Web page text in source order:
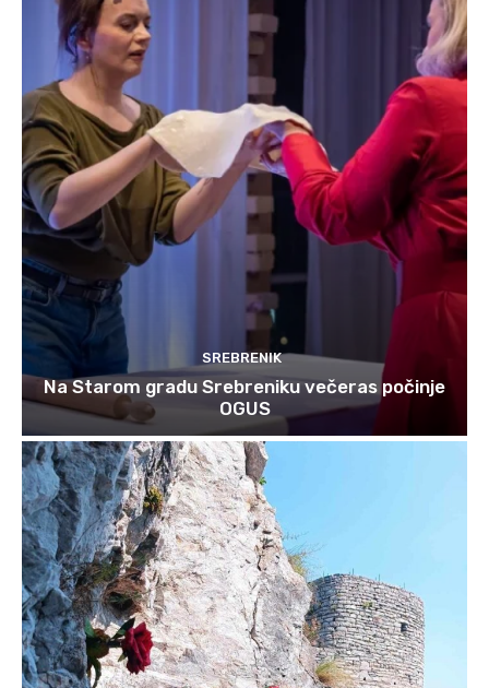
SREBRENIK
Na Starom gradu Srebreniku večeras počinje
OGUS